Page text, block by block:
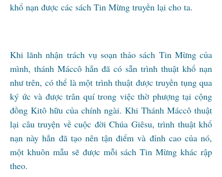
khổ nạn được các sách Tin Mừng truyền lại cho ta.
Khi lãnh nhận trách vụ soạn thảo sách Tin Mừng của
mình, thánh Máccô hẳn đã có sẵn trình thuật khổ nạn
như trên, có thể là một trình thuật được truyền tụng qua
ký ức và được trân quí trong việc thờ phượng tại cộng
đồng Kitô hữu của chính ngài. Khi Thánh Máccô thuật
lại câu truyện về cuộc đời Chúa Giêsu, trình thuật khổ
nạn này hẳn đã tạo nên tận điểm và đỉnh cao của nó,
một khuôn mẫu sẽ được mỗi sách Tin Mừng khác rập
theo.